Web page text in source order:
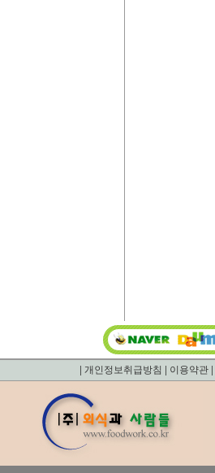
| 개인정보취급방침 | 이용약관|